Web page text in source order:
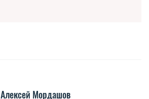
Алексей Мордашов